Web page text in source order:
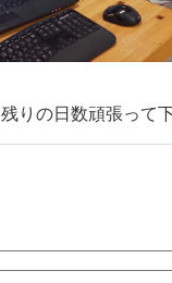
りの日数頑張って